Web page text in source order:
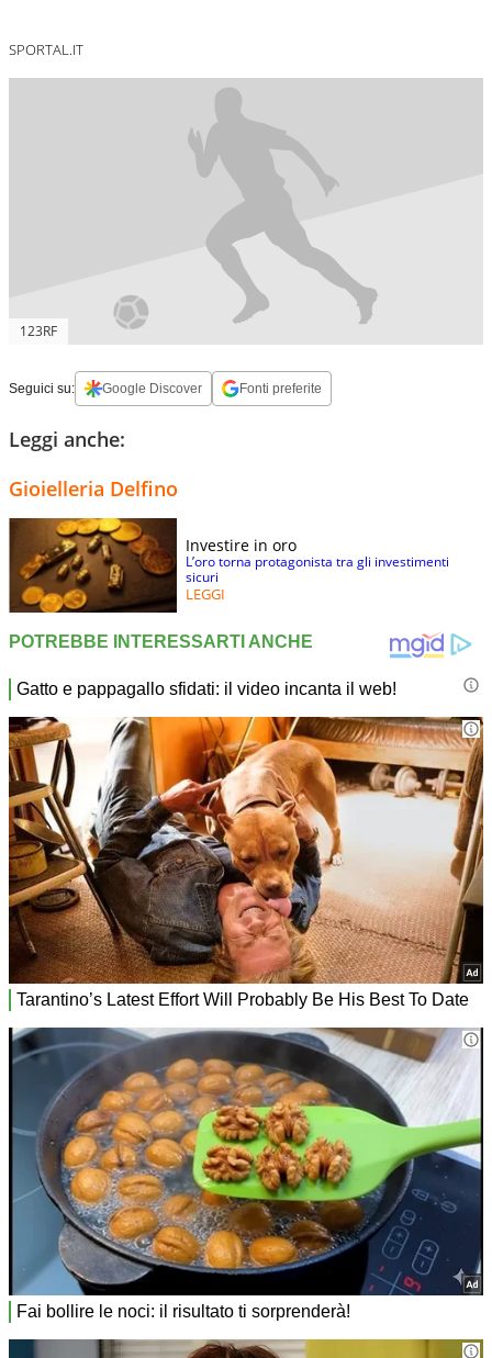
SPORTAL.IT
123RF
Seguici su: Google Discover Fonti preferite
Leggi anche:
Gioielleria Delfino
Investire in oro
L’oro torna protagonista tra gli investimenti
sicuri
LEGGI